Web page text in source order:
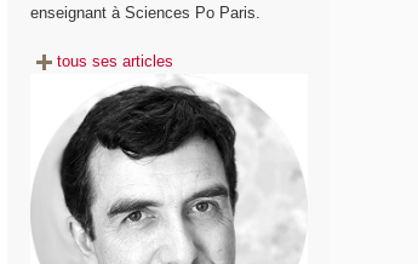
enseignant à Sciences Po Paris.
tous ses articles